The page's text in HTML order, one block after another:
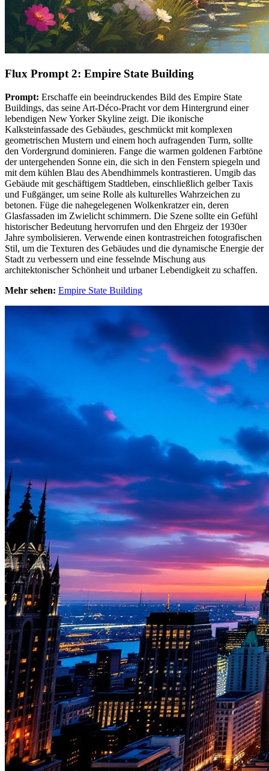
Flux Prompt 2: Empire State Building
Prompt: Erschaffe ein beeindruckendes Bild des Empire State
Buildings, das seine Art-Déco-Pracht vor dem Hintergrund einer
lebendigen New Yorker Skyline zeigt. Die ikonische
Kalksteinfassade des Gebäudes, geschmückt mit komplexen
geometrischen Mustern und einem hoch aufragenden Turm, sollte
den Vordergrund dominieren. Fange die warmen goldenen Farbtöne
der untergehenden Sonne ein, die sich in den Fenstern spiegeln und
mit dem kühlen Blau des Abendhimmels kontrastieren. Umgib das
Gebäude mit geschäftigem Stadtleben, einschließlich gelber Taxis
und Fußgänger, um seine Rolle als kulturelles Wahrzeichen zu
betonen. Füge die nahegelegenen Wolkenkratzer ein, deren
Glasfassaden im Zwielicht schimmern. Die Szene sollte ein Gefühl
historischer Bedeutung hervorrufen und den Ehrgeiz der 1930er
Jahre symbolisieren. Verwende einen kontrastreichen fotografischen
Stil, um die Texturen des Gebäudes und die dynamische Energie der
Stadt zu verbessern und eine fesselnde Mischung aus
architektonischer Schönheit und urbaner Lebendigkeit zu schaffen.
Mehr sehen: Empire State Building